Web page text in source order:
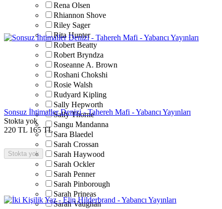
Rena Olsen
Rhiannon Shove
Riley Sager
Rita Hunter
Robert Beatty
Robert Bryndza
Roseanne A. Brown
Roshani Chokshi
Rosie Walsh
Rudyard Kipling
Sally Hepworth
Sally Thorne
Sangu Mandanna
Sara Blaedel
Sarah Crossan
Sarah Haywood
Sarah Ockler
Sarah Penner
Sarah Pinborough
Sarah Prineas
Sarah Vaughan
Sonsuz İhtimaller Denizi - Tahereh Mafi - Yabancı Yayınları
Stokta yok
220 TL 165 TL
Stokta yok